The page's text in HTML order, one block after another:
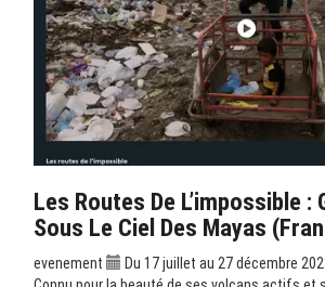
Les Routes De L’impossible :
Sous Le Ciel Des Mayas
evenement
Du 17 juillet au 27 décembre